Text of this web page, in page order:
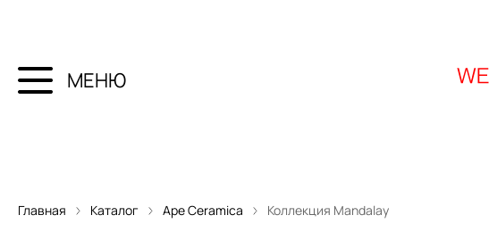
МЕНЮ
Главная Каталог Ape Ceramica Коллекция Mandalay